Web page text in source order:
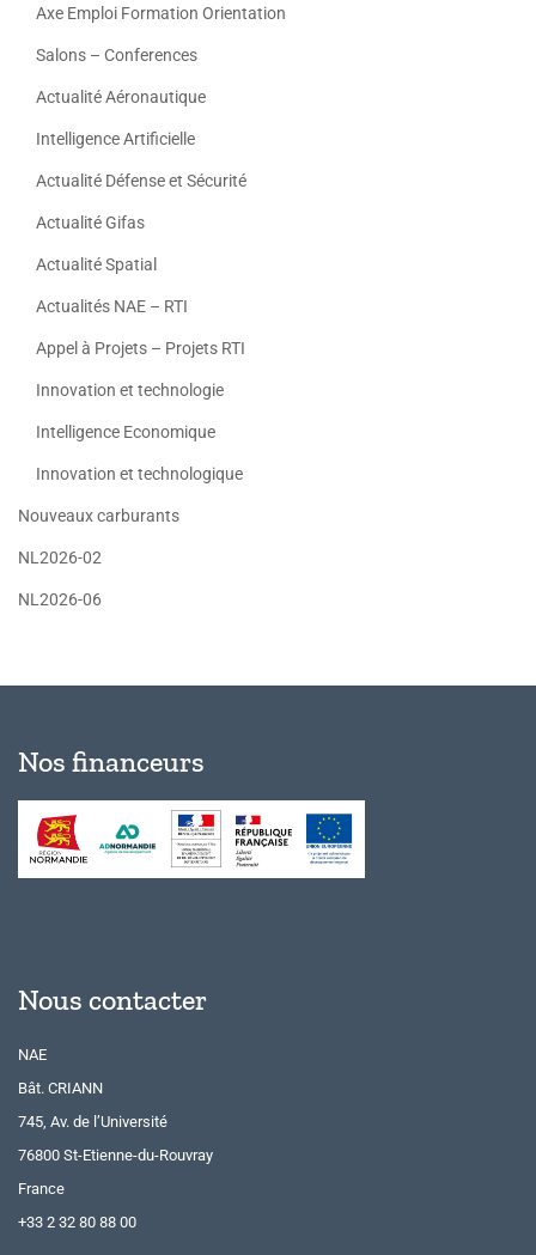
Axe Emploi Formation Orientation
Salons – Conferences
Actualité Aéronautique
Intelligence Artificielle
Actualité Défense et Sécurité
Actualité Gifas
Actualité Spatial
Actualités NAE – RTI
Appel à Projets – Projets RTI
Innovation et technologie
Intelligence Economique
Innovation et technologique
Nouveaux carburants
NL2026-02
NL2026-06
Nos financeurs
Nous contacter
NAE
Bât. CRIANN
745, Av. de l’Université
76800 St-Etienne-du-Rouvray
France
+33 2 32 80 88 00